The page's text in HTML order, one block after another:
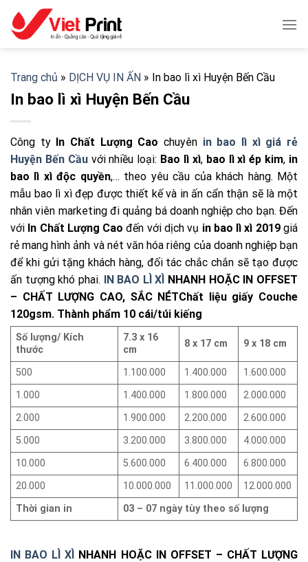
content
Trang chủ » DỊCH VỤ IN ẤN » In bao lì xì Huyện Bến Cầu
In bao lì xì Huyện Bến Cầu
Công ty In Chất Lượng Cao chuyên in bao lì xì giá rẻ
Huyện Bến Cầuvới nhiều loại: Bao lì xì, bao lì xì ép kim, in
bao lì xì độc quyền,… theo yêu cầu của khách hàng. Một
mẫu bao lì xì đẹp được thiết kế và in ấn cẩn thận sẽ là một
nhân viên marketing đi quảng bá doanh nghiệp cho bạn. Đến
với In Chất Lượng Caođến với dịch vụ in bao lì xì 2019giá
rẻ mang hình ảnh và nét văn hóa riêng của doanh nghiệp bạn
để khi gửi tặng khách hàng, đối tác chắc chắn sẽ tạo được
ấn tượng khó phai. IN BAO LÌ XÌ NHANH HOẶC IN OFFSET
– CHẤT LƯỢNG CAO, SẮC NÉTChất liệu giấy Couche
120gsm. Thành phẩm 10 cái/túi kiếng
Số lượng/ Kích
thước
7.3 x 16
cm
8 x 17 cm 9 x 18 cm
500 1.100.000 1.400.000
1.600.000
1.000
1.400.000 1.800.000
2.000.000
2.000
1.900.000 2.200.000
2.600.000
5.000
3.200.000 3.800.000
4.000.000
10.000
5.600.000 6.400.000
6.800.000
20.000
10.000.000 11.000.000
12.000.000
Thời gian in
03 – 07 ngày tùy theo số lượng
IN BAO LÌ XÌ NHANH HOẶC IN OFFSET – CHẤT LƯỢNG